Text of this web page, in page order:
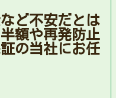
ど不安だとは
額や再発防止
の当社にお任